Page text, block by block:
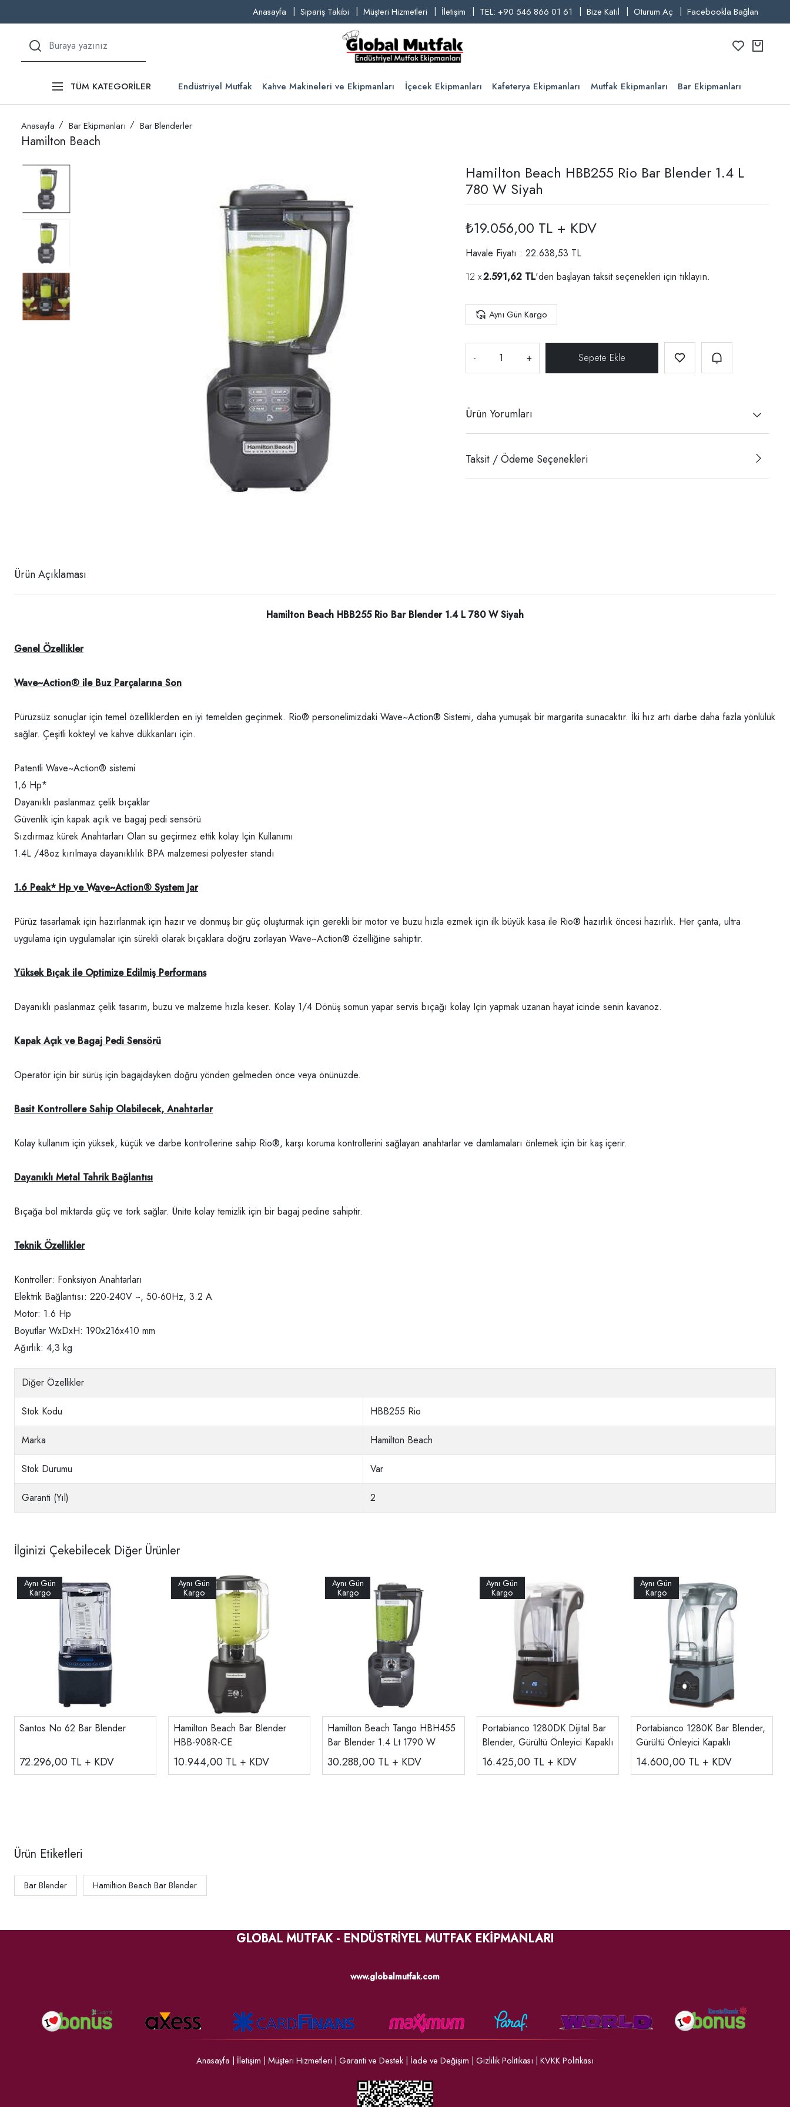
Anasayfa Sipariş Takibi Müşteri Hizmetleri İletişim TEL: +90 546 866 01 61 Bize Katıl Oturum Aç Facebookla Bağlan
TÜM KATEGORİLER Endüstriyel Mutfak Kahve Makineleri ve Ekipmanları İçecek Ekipmanları Kafeterya Ekipmanları Mutfak Ekipmanları Bar Ekipmanları
Anasayfa Bar Ekipmanları Bar Blenderler
Hamilton Beach
Hamilton Beach HBB255 Rio Bar Blender 1.4 L
780 W Siyah
₺19.056,00 TL + KDV
Havale Fiyatı : 22.638,53 TL
2.591,62 TL'den başlayan taksit seçenekleri için tıklayın.
Aynı Gün Kargo
- +
Ürün Yorumları
Taksit / Ödeme Seçenekleri
Ürün Açıklaması
Hamilton Beach HBB255 Rio Bar Blender 1.4 L 780 W Siyah
Genel Özellikler
Wave~Action® ile Buz Parçalarına Son
Pürüzsüz sonuçlar için temel özelliklerden en iyi temelden geçinmek. Rio® personelimizdaki Wave~Action® Sistemi, daha yumuşak bir margarita sunacaktır. İki hız artı darbe daha fazla yönlülük
sağlar. Çeşitli kokteyl ve kahve dükkanları için.
Patentli Wave~Action® sistemi
1,6 Hp*
Dayanıklı paslanmaz çelik bıçaklar
Güvenlik için kapak açık ve bagaj pedi sensörü
Sızdırmaz kürek Anahtarları Olan su geçirmez ettik kolay Için Kullanımı
1.4L /48oz kırılmaya dayanıklılık BPA malzemesi polyester standı
1.6 Peak* Hp ve Wave~Action® System Jar
Pürüz tasarlamak için hazırlanmak için hazır ve donmuş bir güç oluşturmak için gerekli bir motor ve buzu hızla ezmek için ilk büyük kasa ile Rio® hazırlık öncesi hazırlık. Her çanta, ultra
uygulama için uygulamalar için sürekli olarak bıçaklara doğru zorlayan Wave~Action® özelliğine sahiptir.
Yüksek Bıçak ile Optimize Edilmiş Performans
Dayanıklı paslanmaz çelik tasarım, buzu ve malzeme hızla keser. Kolay 1/4 Dönüş somun yapar servis bıçağı kolay Için yapmak uzanan hayat icinde senin kavanoz.
Kapak Açık ve Bagaj Pedi Sensörü
Operatör için bir sürüş için bagajdayken doğru yönden gelmeden önce veya önünüzde.
Basit Kontrollere Sahip Olabilecek, Anahtarlar
Kolay kullanım için yüksek, küçük ve darbe kontrollerine sahip Rio®, karşı koruma kontrollerini sağlayan anahtarlar ve damlamaları önlemek için bir kaş içerir.
Dayanıklı Metal Tahrik Bağlantısı
Bıçağa bol miktarda güç ve tork sağlar. Ünite kolay temizlik için bir bagaj pedine sahiptir.
Teknik Özellikler
Kontroller: Fonksiyon Anahtarları
Elektrik Bağlantısı: 220-240V ~, 50-60Hz, 3.2 A
Motor: 1.6 Hp
Boyutlar WxDxH: 190x216x410 mm
Ağırlık: 4,3 kg
Diğer Özellikler
Stok Kodu HBB255 Rio
Marka Hamilton Beach
Stok Durumu Var
Garanti (Yıl) 2
İlginizi Çekebilecek Diğer Ürünler
Santos No 62 Bar Blender
72.296,00 TL + KDV
Hamilton Beach Bar Blender
HBB-908R-CE
10.944,00 TL + KDV
Hamilton Beach Tango HBH455
Bar Blender 1.4 Lt 1790 W
30.288,00 TL + KDV
Portabianco 1280DK Dijital Bar
Blender, Gürültü Önleyici Kapaklı
16.425,00 TL + KDV
Portabianco 1280K Bar Blender,
Gürültü Önleyici Kapaklı
14.600,00 TL + KDV
Ürün Etiketleri
Bar Blender Hamiltion Beach Bar Blender
GLOBAL MUTFAK - ENDÜSTRİYEL MUTFAK EKİPMANLARI
www.globalmutfak.com
Anasayfa | İletişim | Müşteri Hizmetleri | Garanti ve Destek | İade ve Değişim | Gizlilik Politikası | KVKK Politikası